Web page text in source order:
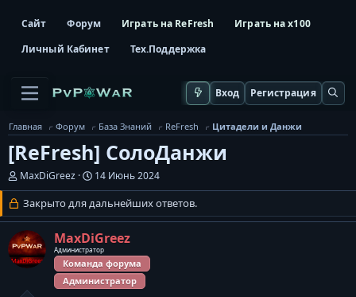
Сайт Форум Играть на ReFresh
Играть на x100
Личный Кабинет
Тех.Поддержка
Вход Регистрация
Главная Форум База Знаний ReFresh Цитадели и Данжи
[ReFresh] СолоДанжи
А
в
т
о
р
т
е
м
MaxDiGreez
Д
а
т
а
н
а
ч
а
л
а
14 Июнь 2024
Закрыто для дальнейших ответов.
MaxDiGreez
Администратор
Команда форума
Администратор